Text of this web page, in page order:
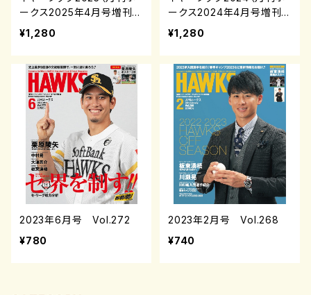
ークス2025年4月号増刊）
¥1,280
ークス2024年4月号増刊）
¥1,280
2023年6月号 Vol.272
¥780
2023年2月号 Vol.268
¥740